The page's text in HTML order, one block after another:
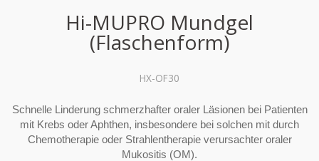
Hi-MUPRO Mundgel
(Flaschenform)
HX-OF30
Schnelle Linderung schmerzhafter oraler Läsionen bei Patienten
mit Krebs oder Aphthen, insbesondere bei solchen mit durch
Chemotherapie oder Strahlentherapie verursachter oraler
Mukositis (OM).